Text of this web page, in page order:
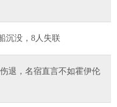
沉没，8人失联
退，名宿直言不如霍伊伦